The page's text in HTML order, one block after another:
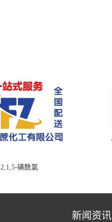
2,1,5-磺酰氯
新闻资讯